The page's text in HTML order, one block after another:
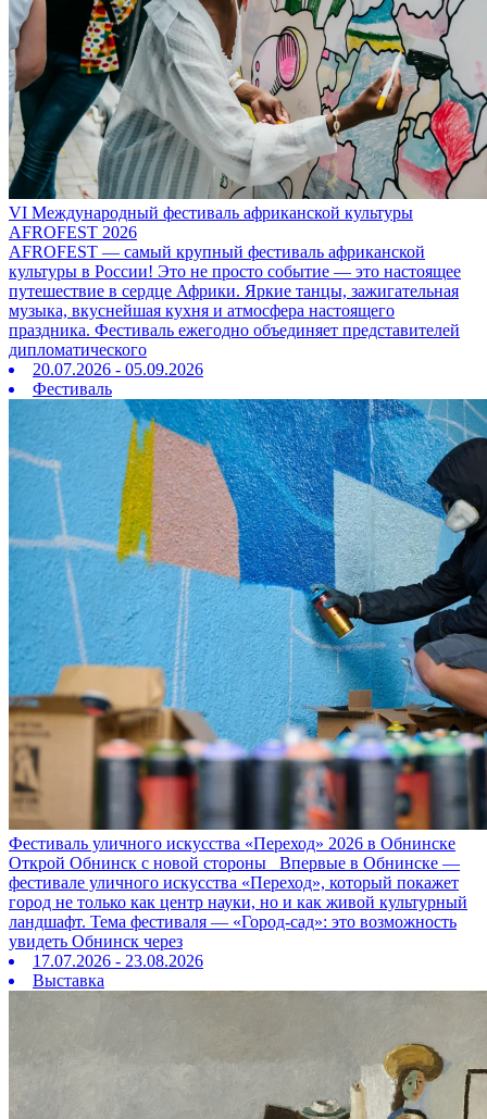
VI Международный фестиваль африканской культуры
AFROFEST 2026
AFROFEST — самый крупный фестиваль африканской
культуры в России! Это не просто событие — это настоящее
путешествие в сердце Африки. Яркие танцы, зажигательная
музыка, вкуснейшая кухня и атмосфера настоящего
праздника. Фестиваль ежегодно объединяет представителей
дипломатического
20.07.2026 - 05.09.2026
Фестиваль
Фестиваль уличного искусства «Переход» 2026 в Обнинске
Открой Обнинск с новой стороны Впервые в Обнинске —
фестивале уличного искусства «Переход», который покажет
город не только как центр науки, но и как живой культурный
ландшафт. Тема фестиваля — «Город‑сад»: это возможность
увидеть Обнинск через
17.07.2026 - 23.08.2026
Выставка